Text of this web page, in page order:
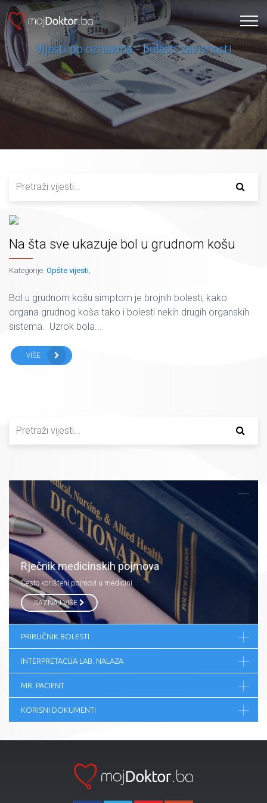
Vijesti po oznakma - bolesti zavisnosti
Na šta sve ukazuje bol u grudnom košu
Kategorije: Opšte vijesti,
Bol u grudnom košu simptom je brojnih bolesti, kako
organa grudnog koša tako i bolesti nekih drugih organskih
sistema. Uzrok bola...
VIŠE
Rječnik medicinskih pojmova
Često korišteni pojmovi u medicini.
SAZNAJ VIŠE
PRIRUČNIK BOLESTI
INTERPRETACIJA LAB. NALAZA
MR. PACIENT
KORISNI DOKUMENTI